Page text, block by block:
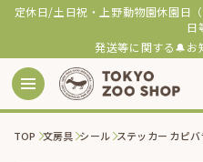
定休日/土日祝・上野動物園休園日
日
発送等に関する🔔お
TOP 文房具 シール ステッカー カピバ